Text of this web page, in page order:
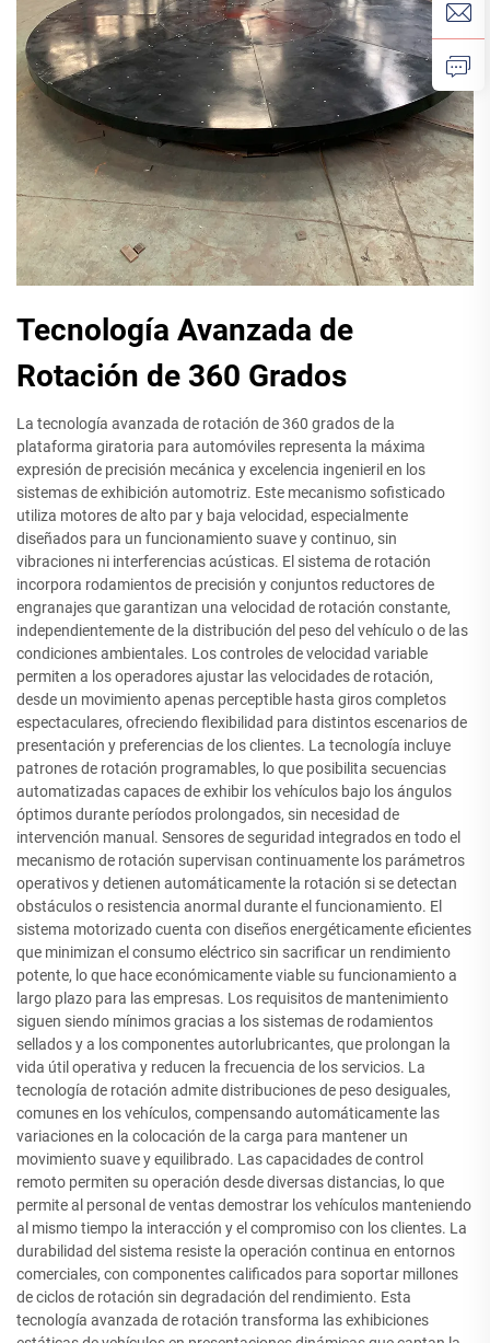
Tecnología Avanzada de
Rotación de 360 Grados
La tecnología avanzada de rotación de 360 grados de la
plataforma giratoria para automóviles representa la máxima
expresión de precisión mecánica y excelencia ingenieril en los
sistemas de exhibición automotriz. Este mecanismo sofisticado
utiliza motores de alto par y baja velocidad, especialmente
diseñados para un funcionamiento suave y continuo, sin
vibraciones ni interferencias acústicas. El sistema de rotación
incorpora rodamientos de precisión y conjuntos reductores de
engranajes que garantizan una velocidad de rotación constante,
independientemente de la distribución del peso del vehículo o de las
condiciones ambientales. Los controles de velocidad variable
permiten a los operadores ajustar las velocidades de rotación,
desde un movimiento apenas perceptible hasta giros completos
espectaculares, ofreciendo flexibilidad para distintos escenarios de
presentación y preferencias de los clientes. La tecnología incluye
patrones de rotación programables, lo que posibilita secuencias
automatizadas capaces de exhibir los vehículos bajo los ángulos
óptimos durante períodos prolongados, sin necesidad de
intervención manual. Sensores de seguridad integrados en todo el
mecanismo de rotación supervisan continuamente los parámetros
operativos y detienen automáticamente la rotación si se detectan
obstáculos o resistencia anormal durante el funcionamiento. El
sistema motorizado cuenta con diseños energéticamente eficientes
que minimizan el consumo eléctrico sin sacrificar un rendimiento
potente, lo que hace económicamente viable su funcionamiento a
largo plazo para las empresas. Los requisitos de mantenimiento
siguen siendo mínimos gracias a los sistemas de rodamientos
sellados y a los componentes autorlubricantes, que prolongan la
vida útil operativa y reducen la frecuencia de los servicios. La
tecnología de rotación admite distribuciones de peso desiguales,
comunes en los vehículos, compensando automáticamente las
variaciones en la colocación de la carga para mantener un
movimiento suave y equilibrado. Las capacidades de control
remoto permiten su operación desde diversas distancias, lo que
permite al personal de ventas demostrar los vehículos manteniendo
al mismo tiempo la interacción y el compromiso con los clientes. La
durabilidad del sistema resiste la operación continua en entornos
comerciales, con componentes calificados para soportar millones
de ciclos de rotación sin degradación del rendimiento. Esta
tecnología avanzada de rotación transforma las exhibiciones